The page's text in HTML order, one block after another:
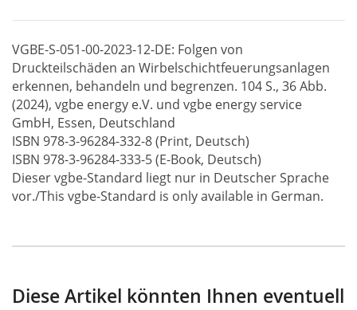
VGBE-S-051-00-2023-12-DE: Folgen von
Druckteilschäden an Wirbelschichtfeuerungsanlagen
erkennen, behandeln und begrenzen. 104 S., 36 Abb.
(2024), vgbe energy e.V. und vgbe energy service
GmbH, Essen, Deutschland
ISBN 978-3-96284-332-8 (Print, Deutsch)
ISBN 978-3-96284-333-5 (E-Book, Deutsch)
Dieser vgbe-Standard liegt nur in Deutscher Sprache
vor./This vgbe-Standard is only available in German.
Diese Artikel könnten Ihnen eventuell